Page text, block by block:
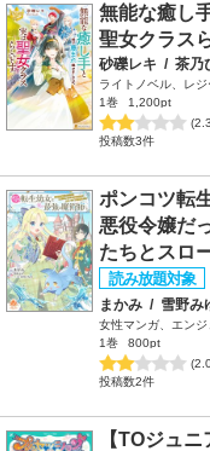
無能な癒し
聖女クラス
砂礫レキ / 茶乃
ライトノベル、レジ
1巻
1,200pt
投稿数3件
ポンコツ転
悪役令嬢だ
たちとスロ
まかみ / 雪野み
女性マンガ、エン
1巻
800pt
投稿数2件
【TOジュ